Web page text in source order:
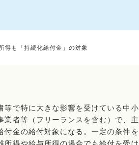
得も「持続化給付金」の対象
で特に大きな影響を受けている中
者等（フリーランスを含む）で、
金の給付対象になる。一定の条件